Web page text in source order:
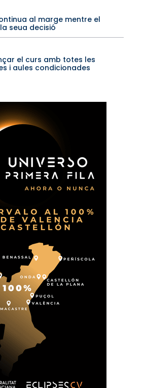
al marge mentre el
seua decisió
el curs amb totes les
i aules condicionades